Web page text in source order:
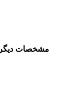
مشخصات دیگر